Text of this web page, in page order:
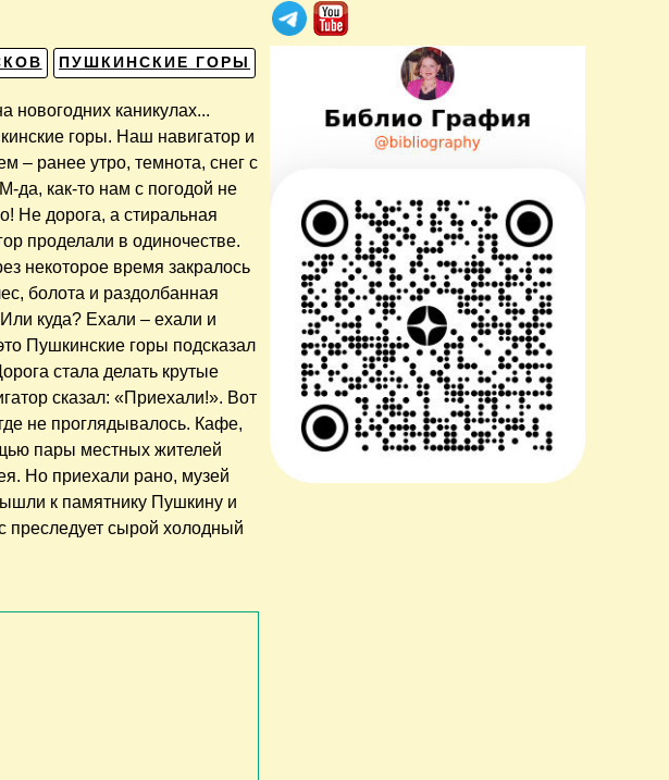
ПУШКИНСКИЕ ГОРЫ
новогодних каникулах...
горы. Наш навигатор и
– ранее утро, темнота, снег с
да, как-то нам с погодой не
Не дорога, а стиральная
проделали в одиночестве.
некоторое время закралось
болота и раздолбанная
куда? Ехали – ехали и
Пушкинские горы подсказал
стала делать крутые
сказал: «Приехали!». Вот
не проглядывалось. Кафе,
пары местных жителей
Но приехали рано, музей
к памятнику Пушкину и
преследует сырой холодный